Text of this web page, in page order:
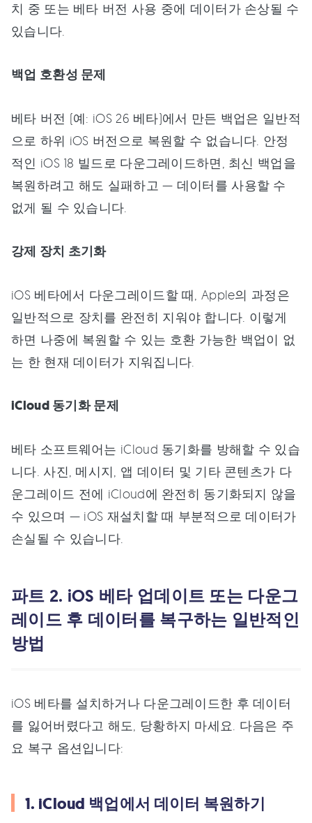
치 중 또는 베타 버전 사용 중에 데이터가 손상될 수
있습니다.
백업 호환성 문제
베타 버전 (예: iOS 26 베타)에서 만든 백업은 일반적
으로 하위 iOS 버전으로 복원할 수 없습니다. 안정
적인 iOS 18 빌드로 다운그레이드하면, 최신 백업을
복원하려고 해도 실패하고 — 데이터를 사용할 수
없게 될 수 있습니다.
강제 장치 초기화
iOS 베타에서 다운그레이드할 때, Apple의 과정은
일반적으로 장치를 완전히 지워야 합니다. 이렇게
하면 나중에 복원할 수 있는 호환 가능한 백업이 없
는 한 현재 데이터가 지워집니다.
iCloud 동기화 문제
베타 소프트웨어는 iCloud 동기화를 방해할 수 있습
니다. 사진, 메시지, 앱 데이터 및 기타 콘텐츠가 다
운그레이드 전에 iCloud에 완전히 동기화되지 않을
수 있으며 — iOS 재설치할 때 부분적으로 데이터가
손실될 수 있습니다.
파트 2. iOS 베타 업데이트 또는 다운그
레이드 후 데이터를 복구하는 일반적인
방법
iOS 베타를 설치하거나 다운그레이드한 후 데이터
를 잃어버렸다고 해도, 당황하지 마세요. 다음은 주
요 복구 옵션입니다:
1. iCloud 백업에서 데이터 복원하기